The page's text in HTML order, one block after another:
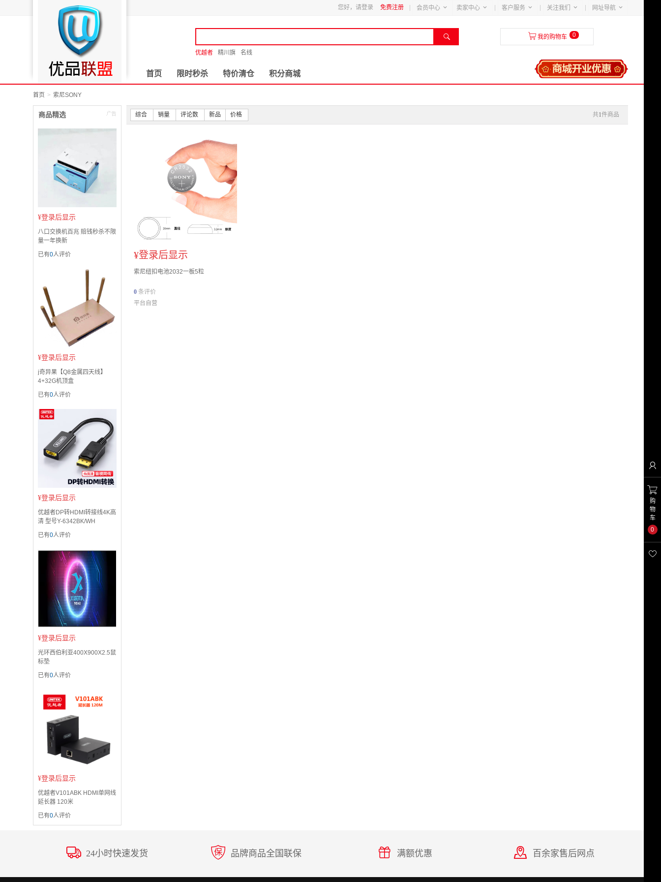
您好，请登录 免费注册 会员中心  卖家中心  客户服务  关注我们  网址导航 

优越者 精川旗 名线
 我的购物车 0
首页 限时秒杀 特价清仓 积分商城
首页 索尼SONY
商品精选
¥登录后显示
八口交换机百兆 赔钱秒杀不限
量一年换新
已有0人评价
¥登录后显示
j奇异果【Q8金属四天线】
4+32G机顶盒
已有0人评价
¥登录后显示
优越者DP转HDMI转接线4K高
清 型号Y-6342BK/WH
已有0人评价
¥登录后显示
光环西伯利亚400X900X2.5鼠
标垫
已有0人评价
¥登录后显示
优越者V101ABK HDMI单网线
延长器 120米
已有0人评价
综合 销量 评论数 新品 价格 共1件商品
¥登录后显示
索尼纽扣电池2032一板5粒
0 条评价
平台自营
24小时快速发货 品牌商品全国联保 满额优惠 百余家售后网点


购
物
车
0
